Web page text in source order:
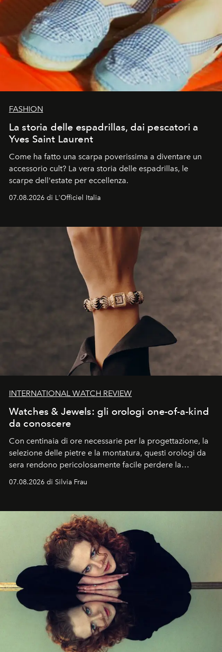
FASHION
La storia delle espadrillas, dai pescatori a
Yves Saint Laurent
Come ha fatto una scarpa poverissima a diventare un
accessorio cult? La vera storia delle espadrillas, le
scarpe dell'estate per eccellenza.
07.08.2026 di L'Officiel Italia
INTERNATIONAL WATCH REVIEW
Watches & Jewels: gli orologi one-of-a-kind
da conoscere
Con centinaia di ore necessarie per la progettazione, la
selezione delle pietre e la montatura, questi orologi da
sera rendono pericolosamente facile perdere la
07.08.2026 di Silvia Frau